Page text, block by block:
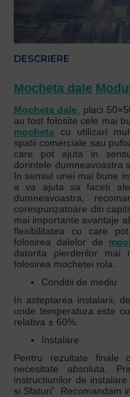
DESCRIERE
Mocheta dale
Mocheta dale , placi
au fost folosite cele mai
mocheta cu utilizari
spatii comerciale sau
care pot ajuta in
dorintele dumneavoastra
In sensul unei mai bune
a va ajuta sa faceti
dumneavoastra,
corespunzatoare din
mai importante avantaje
flexibilitatea cu care
folosirea dalelor de
datorita pierderilor mai
folosirea mochetei rola.
Conditii de mediu
In asteptarea instalarii,
unde temperatura este
relativa ± 60%.
Instalare
Pentru rezultate finale
necesitate absoluta.
instructiunilor de
si Sfaturi”. Recomandam